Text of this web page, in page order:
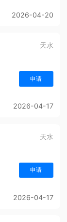
2026-04-20
天水
申请
2026-04-17
天水
申请
2026-04-17